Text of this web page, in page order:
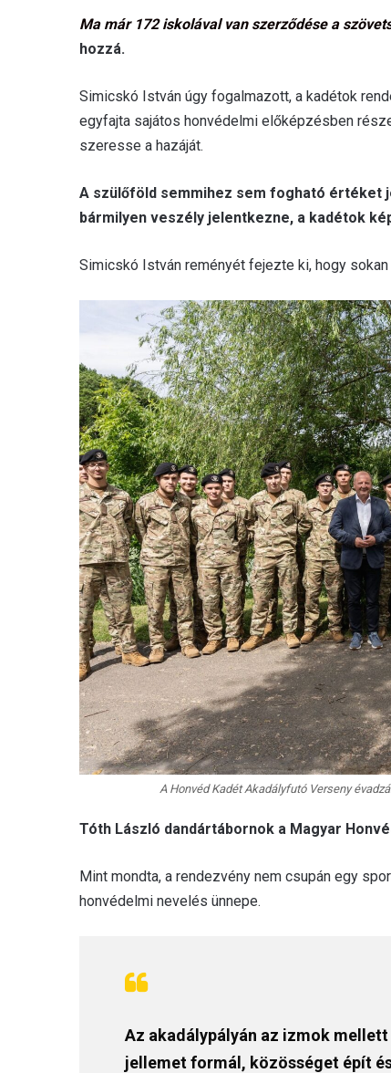
Ma már 172 iskolával van szerződése a
hozzá.
Simicskó István úgy fogalmazott, a kadétok
egyfajta sajátos honvédelmi előképzésben
szeresse a hazáját.
A szülőföld semmihez sem fogható értéket
bármilyen veszély jelentkezne, a kadétok
Simicskó István reményét fejezte ki, hogy
A Honvéd Kadét Akadályfutó Verseny
Tóth László dandártábornok a Magyar
Mint mondta, a rendezvény nem csupán egy
honvédelmi nevelés ünnepe.
Az akadálypályán az izmok
jellemet formál, közösséget épít